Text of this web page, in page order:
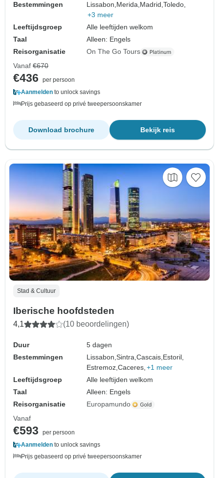
Bestemmingen
Lissabon, Merida, Madrid,Toledo,
+3 meer
Leeftijdsgroep
Alle leeftijden welkom
Taal
Alleen: Engels
Reisorganisatie
On The Go Tours
Vanaf €670
€436
per persoon
Aanmelden to unlock savings
Prijs gebaseerd op privé tweepersoonskamer
Bekijk reis
Download brochure
Stad & Cultuur
Iberische hoofdsteden
4,1 (10 beoordelingen)
Duur
5 dagen
Bestemmingen
Lissabon,Sintra,Cascais,Estoril,
Estremoz,Caceres, +1 meer
Leeftijdsgroep
Alle leeftijden welkom
Taal
Alleen: Engels
Reisorganisatie
Europamundo
Vanaf
€593
per persoon
Aanmelden to unlock savings
Prijs gebaseerd op privé tweepersoonskamer